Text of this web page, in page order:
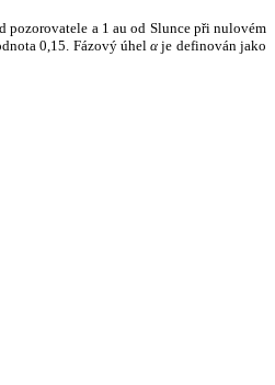
a 1 au od Slunce při nulovém
0,15. Fázový úhelα je definován jako